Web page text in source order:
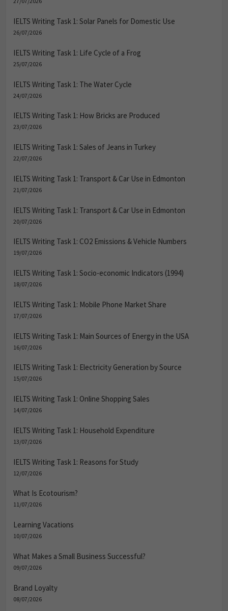
IELTS Writing Task 1: Solar Panels for Domestic Use
26/07/2026
IELTS Writing Task 1: Life Cycle of a Frog
25/07/2026
IELTS Writing Task 1: The Water Cycle
24/07/2026
IELTS Writing Task 1: How Bricks are Produced
23/07/2026
IELTS Writing Task 1: Sales of Jeans in Turkey
22/07/2026
IELTS Writing Task 1: Transport & Car Use in Edmonton
21/07/2026
IELTS Writing Task 1: Transport & Car Use in Edmonton
20/07/2026
IELTS Writing Task 1: CO2 Emissions & Vehicle Numbers
19/07/2026
IELTS Writing Task 1: Socio-economic Indicators (1994)
18/07/2026
IELTS Writing Task 1: Mobile Phone Market Share
17/07/2026
IELTS Writing Task 1: Main Sources of Energy in the USA
16/07/2026
IELTS Writing Task 1: Electricity Generation by Source
15/07/2026
IELTS Writing Task 1: Online Shopping Sales
14/07/2026
IELTS Writing Task 1: Household Expenditure
13/07/2026
IELTS Writing Task 1: Reasons for Study
12/07/2026
What Is Ecotourism?
11/07/2026
Learning Vacations
10/07/2026
What Makes a Small Business Successful?
09/07/2026
Brand Loyalty
08/07/2026